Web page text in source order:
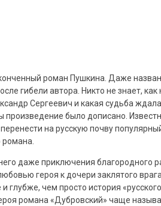
роман Пушкина. Даже
гибели автора. Никто не знает, как
Сергеевич и какая судьба
произведение было дописано.
на русскую почву
даже приключения благородного
героя к дочери заклятого
глубже, чем просто история
романа «Дубровский» чаще